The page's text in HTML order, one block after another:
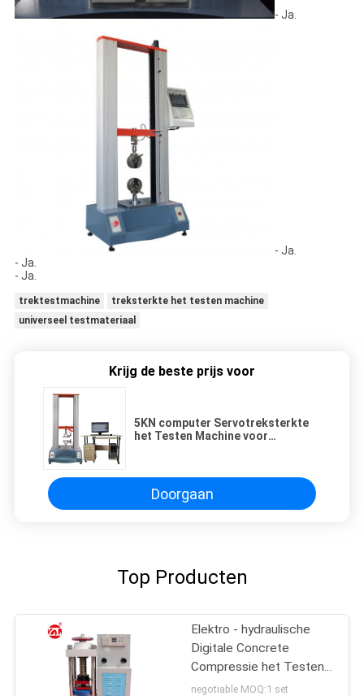
- Ja.
- Ja.
- Ja.
- Ja.
trektestmachine
treksterkte het testen machine
universeel testmateriaal
Krijg de beste prijs voor
5KN computer Servotreksterkte
het Testen Machine voor
Doorgaan
Top Producten
Elektro - hydraulische
Digitale Concrete
Compressie het Testen
Machine
negotiable MOQ:1 set